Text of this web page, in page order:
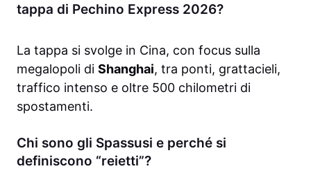
tappa di Pechino Express 2026?
La tappa si svolge in Cina, con focus sulla
megalopoli di Shanghai, tra ponti, grattacieli,
traffico intenso e oltre 500 chilometri di
spostamenti.
Chi sono gli Spassusi e perché si
definiscono “reietti”?